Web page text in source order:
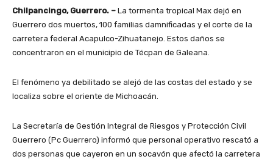
Chilpancingo, Guerrero. – La tormenta tropical Max dejó en
Guerrero dos muertos, 100 familias damnificadas y el corte de la
carretera federal Acapulco-Zihuatanejo. Estos daños se
concentraron en el municipio de Técpan de Galeana.
El fenómeno ya debilitado se alejó de las costas del estado y se
localiza sobre el oriente de Michoacán.
La Secretaría de Gestión Integral de Riesgos y Protección Civil
Guerrero (Pc Guerrero) informó que personal operativo rescató a
dos personas que cayeron en un socavón que afectó la carretera